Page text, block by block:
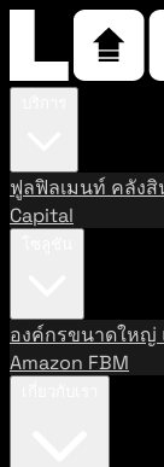
ฟูลฟิลเมนท์ คลังสิ
Capital
องค์กรขนาดใหญ่
Amazon FBM